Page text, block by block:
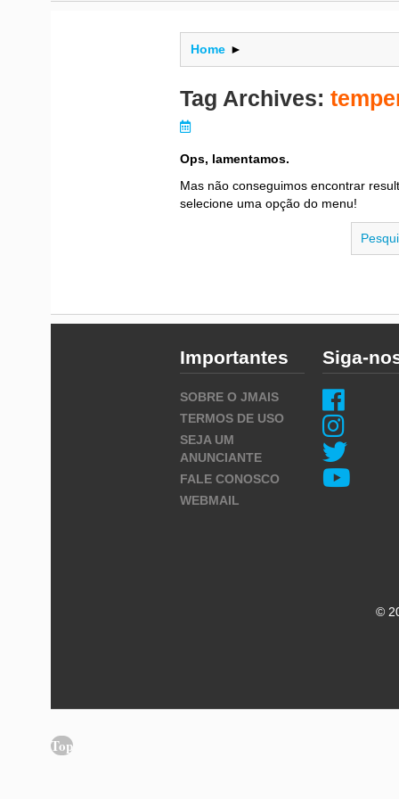
Home ►
Tag Archives:
Ops, lamentamos.
Mas não conseguimos encontrar
selecione uma opção do menu!
Importantes
SOBRE O JMAIS
TERMOS DE USO
SEJA UM
ANUNCIANTE
FALE CONOSCO
WEBMAIL
Siga-
©
Top